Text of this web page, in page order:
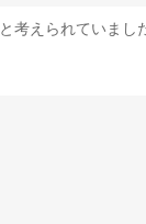
考えられていまし